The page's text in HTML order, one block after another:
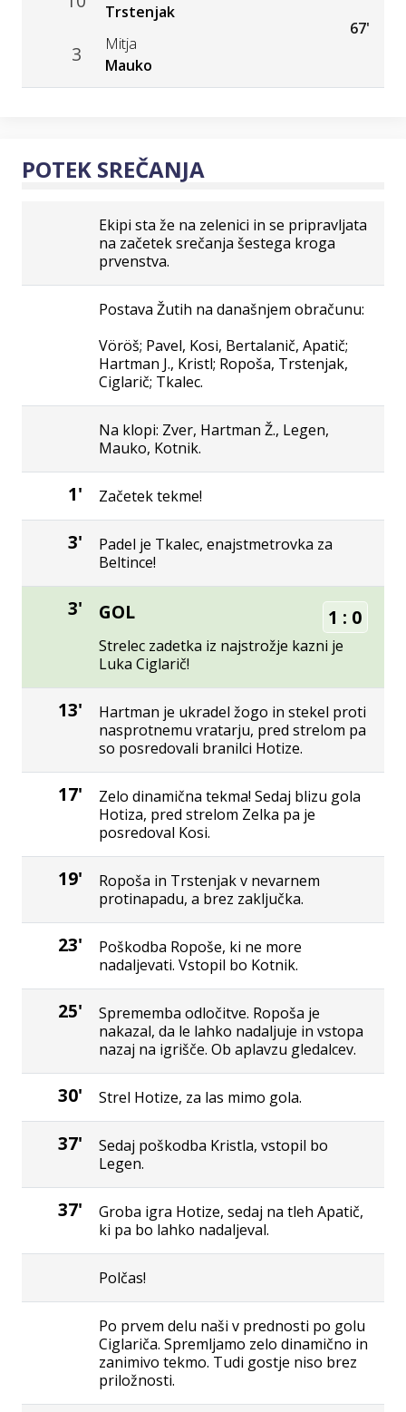
Trstenjak
3
Mitja
Mauko
67'
POTEK SREČANJA
Ekipi sta že na zelenici in se pripravljata
na začetek srečanja šestega kroga
prvenstva.
Postava Žutih na današnjem obračunu:
Vöröš; Pavel, Kosi, Bertalanič, Apatič;
Hartman J., Kristl; Ropoša, Trstenjak,
Ciglarič; Tkalec.
Na klopi: Zver, Hartman Ž., Legen,
Mauko, Kotnik.
1' Začetek tekme!
3'
Padel je Tkalec, enajstmetrovka za
Beltince!
3' GOL 1 : 0
Strelec zadetka iz najstrožje kazni je
Luka Ciglarič!
13'
Hartman je ukradel žogo in stekel proti
nasprotnemu vratarju, pred strelom pa
so posredovali branilci Hotize.
17'
Zelo dinamična tekma! Sedaj blizu gola
Hotiza, pred strelom Zelka pa je
posredoval Kosi.
19'
Ropoša in Trstenjak v nevarnem
protinapadu, a brez zaključka.
23'
Poškodba Ropoše, ki ne more
nadaljevati. Vstopil bo Kotnik.
25'
Sprememba odločitve. Ropoša je
nakazal, da le lahko nadaljuje in vstopa
nazaj na igrišče. Ob aplavzu gledalcev.
30' Strel Hotize, za las mimo gola.
37'
Sedaj poškodba Kristla, vstopil bo
Legen.
37'
Groba igra Hotize, sedaj na tleh Apatič,
ki pa bo lahko nadaljeval.
Polčas!
Po prvem delu naši v prednosti po golu
Ciglariča. Spremljamo zelo dinamično in
zanimivo tekmo. Tudi gostje niso brez
priložnosti.